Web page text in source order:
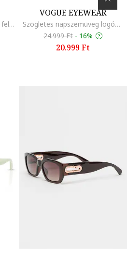
TerrainPro szigetelt, széles felfújható kemping matrac, 1,83 m x 51 cm x 5,1 cm, múmia hálózsákokkal kompatibilis, kék
VOGUE EYEWEAR
Szögletes napszemüveg logóval, Tengerészkék
24.999 Ft - 16%
20.999 Ft